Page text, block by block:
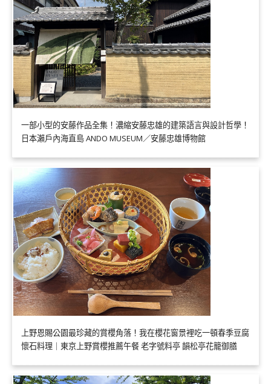
一部小型的安藤作品全集！濃縮安藤忠雄的建築語言與設計哲學！
日本瀨戶內海直島 ANDO MUSEUM／安藤忠雄博物館
上野恩賜公園最珍藏的賞櫻角落！我在櫻花窗景裡吃一頓春季豆腐
懷石料理｜東京上野賞櫻推薦午餐 老字號料亭 韻松亭花籠御膳